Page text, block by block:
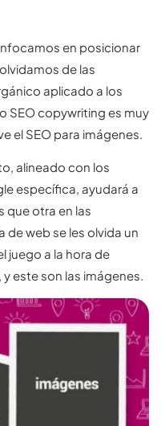
en posicionar
de las
aplicado a los
SEO copywriting es muy
el SEO para imágenes.
alineado con los
específica, ayudará a
que otra en las
de web se les olvida un
juego a la hora de
este son las imágenes.